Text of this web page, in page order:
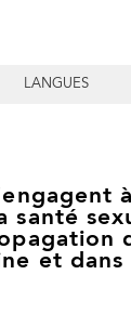
LANGUES
à
santé
et dans